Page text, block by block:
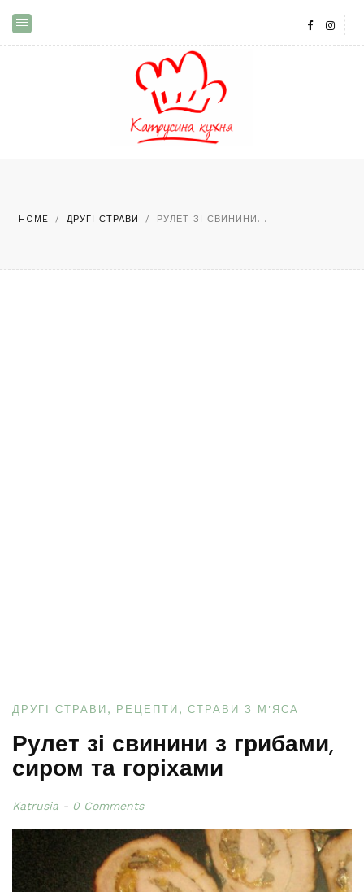
HOME / ДРУГІ СТРАВИ / РУЛЕТ ЗІ СВИНИНИ...
ДРУГІ СТРАВИ РЕЦЕПТИ СТРАВИ З М'ЯСА
Рулет зі свинини з грибами,
сиром та горіхами
Katrusia 0 Comments